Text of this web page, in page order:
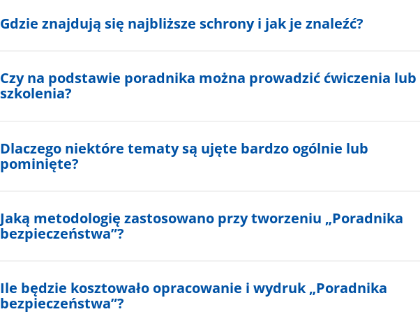
Gdzie znajdują się najbliższe schrony i jak je znaleźć?
Czy na podstawie poradnika można prowadzić ćwiczenia lub
szkolenia?
Dlaczego niektóre tematy są ujęte bardzo ogólnie lub
pominięte?
Jaką metodologię zastosowano przy tworzeniu „Poradnika
bezpieczeństwa”?
Ile będzie kosztowało opracowanie i wydruk „Poradnika
bezpieczeństwa”?